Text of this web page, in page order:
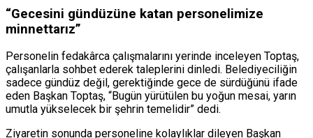
“Gecesini gündüzüne katan personelimize
minnettarız”
Personelin fedakârca çalışmalarını yerinde inceleyen Toptaş,
çalışanlarla sohbet ederek taleplerini dinledi. Belediyeciliğin
sadece gündüz değil, gerektiğinde gece de sürdüğünü ifade
eden Başkan Toptaş, “Bugün yürütülen bu yoğun mesai, yarın
umutla yükselecek bir şehrin temelidir” dedi.
Ziyaretin sonunda personeline kolaylıklar dileyen Başkan